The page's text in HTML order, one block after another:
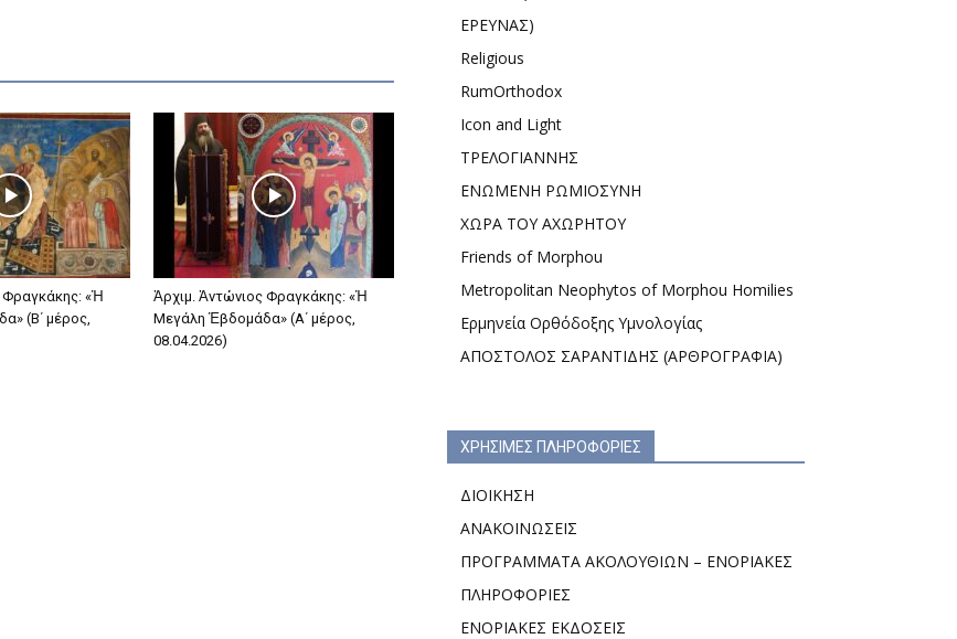
Φραγκάκης: «Ἡ
(Β΄ μέρος,
Ἀρχιμ. Ἀντώνιος Φραγκάκης: «Ἡ
Μεγάλη Ἑβδομάδα» (Α΄ μέρος,
08.04.2026)
ΕΡΕΥΝΑΣ)
Religious
RumOrthodox
Icon and Light
ΤΡΕΛΟΓΙΑΝΝΗΣ
ΕΝΩΜΕΝΗ ΡΩΜΙΟΣΥΝΗ
ΧΩΡΑ ΤΟΥ ΑΧΩΡΗΤΟΥ
Friends of Morphou
Metropolitan Neophytos of Morphou Homilies
Ερμηνεία Ορθόδοξης Υμνολογίας
ΑΠΟΣΤΟΛΟΣ ΣΑΡΑΝΤΙΔΗΣ (ΑΡΘΡΟΓΡΑΦΙΑ)
ΧΡΗΣΙΜΕΣ ΠΛΗΡΟΦΟΡΙΕΣ
ΔΙΟΙΚΗΣΗ
ΑΝΑΚΟΙΝΩΣΕΙΣ
ΠΡΟΓΡΑΜΜΑΤΑ ΑΚΟΛΟΥΘΙΩΝ – ΕΝΟΡΙΑΚΕΣ
ΠΛΗΡΟΦΟΡΙΕΣ
ΕΝΟΡΙΑΚΕΣ ΕΚΔΟΣΕΙΣ